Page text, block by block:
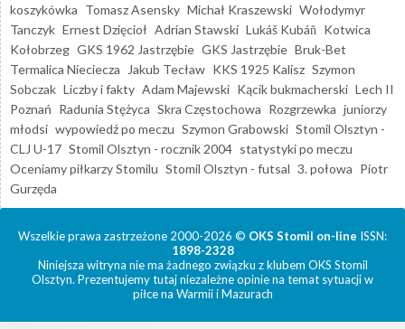
koszykówka Tomasz Asensky Michał Kraszewski Wołodymyr
Tanczyk Ernest Dzięcioł Adrian Stawski Lukáš Kubáň Kotwica
Kołobrzeg GKS 1962 Jastrzębie GKS Jastrzębie Bruk-Bet
Termalica Nieciecza
Jakub Tecław KKS 1925 Kalisz Szymon
Sobczak Liczby i fakty Adam Majewski Kącik bukmacherski Lech II
Poznań Radunia Stężyca Skra Częstochowa Rozgrzewka juniorzy
młodsi wypowiedź po meczu Szymon Grabowski Stomil Olsztyn -
CLJ U-17 Stomil Olsztyn - rocznik 2004 statystyki po meczu
Oceniamy piłkarzy Stomilu Stomil Olsztyn - futsal 3. połowa Piotr
Gurzęda
Wszelkie prawa zastrzeżone 2000-2026 © OKS Stomil on-line ISSN:
1898-2328
Niniejsza witryna nie ma żadnego związku z klubem OKS Stomil
Olsztyn. Prezentujemy tutaj niezależne opinie na temat sytuacji w
piłce na Warmii i Mazurach